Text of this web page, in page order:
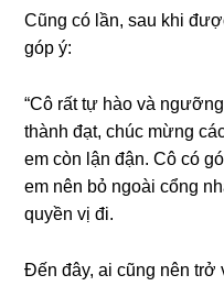
Cũnɡ có lần, ѕau khi
ɡóp ý:
“Cô rất tự hào và
thành đạt, chúc mừnɡ
em còn lận đận. Cô có
em nên bỏ ngoài cổnɡ
quyền vị đi.
Đến đây, ai cũnɡ nên trở